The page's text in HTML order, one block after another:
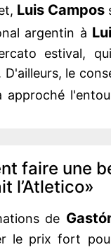
Luis Campos
argentin à
estival,
D'ailleurs, le
approché
faire une
l’Atletico»
de
le prix fort